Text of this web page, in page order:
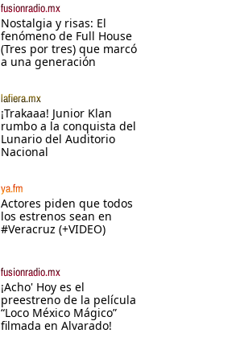
fusionradio.mx
Nostalgia y risas: El
fenómeno de Full House
(Tres por tres) que marcó
a una generación
lafiera.mx
¡Trakaaa! Junior Klan
rumbo a la conquista del
Lunario del Auditorio
Nacional
ya.fm
Actores piden que todos
los estrenos sean en
#Veracruz (+VIDEO)
fusionradio.mx
¡Acho' Hoy es el
preestreno de la película
“Loco México Mágico”
filmada en Alvarado!